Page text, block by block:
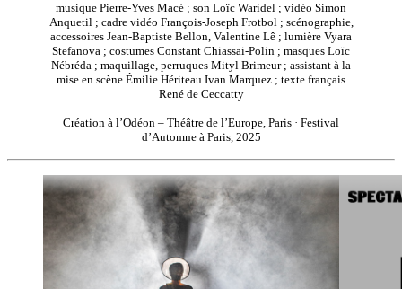
musique Pierre-Yves Macé ; son Loïc Waridel ; vidéo Simon
Anquetil ; cadre vidéo François-Joseph Frotbol ; scénographie,
accessoires Jean-Baptiste Bellon, Valentine Lê ; lumière Vyara
Stefanova ; costumes Constant Chiassai-Polin ; masques Loïc
Nébréda ; maquillage, perruques Mityl Brimeur ; assistant à la
mise en scène Émilie Hériteau Ivan Marquez ; texte français
René de Ceccatty
Création à l’Odéon – Théâtre de l’Europe, Paris · Festival
d’Automne à Paris, 2025